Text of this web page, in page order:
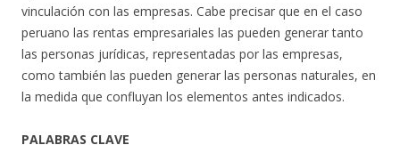
vinculación con las empresas. Cabe precisar que en el caso
peruano las rentas empresariales las pueden generar tanto
las personas jurídicas, representadas por las empresas,
como también las pueden generar las personas naturales, en
la medida que confluyan los elementos antes indicados.
PALABRAS CLAVE